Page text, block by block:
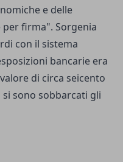
e delle
firma". Sorgenia
con il sistema
bancarie era
di circa seicento
sono sobbarcati gli